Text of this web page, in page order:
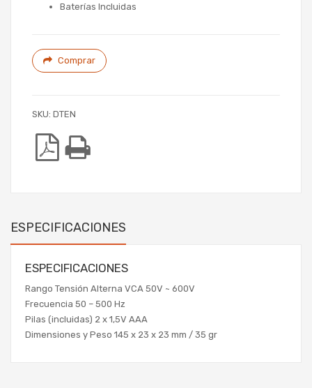
Baterías Incluidas
Comprar
SKU: DTEN
ESPECIFICACIONES
ESPECIFICACIONES
Rango Tensión Alterna VCA 50V ~ 600V
Frecuencia 50 – 500 Hz
Pilas (incluidas) 2 x 1,5V AAA
Dimensiones y Peso 145 x 23 x 23 mm / 35 gr